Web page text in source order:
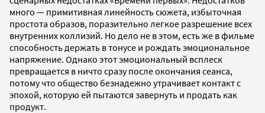
много — примитивная линейность сюжета, избыточная
простота образов, поразительно легкое разрешение всех
внутренних коллизий. Но дело не в этом, есть же в фильме
способность держать в тонусе и рождать эмоциональное
напряжение. Однако этот эмоциональный всплеск
превращается в ничто сразу после окончания сеанса,
потому что общество безнадежно утрачивает контакт с
эпохой, которую ей пытаются завернуть и продать как
продукт.